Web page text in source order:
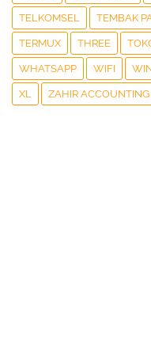
TELKOMSEL TEMBAK
TERMUX THREE
WHATSAPP WIFI
XL ZAHIR ACCOUNTING